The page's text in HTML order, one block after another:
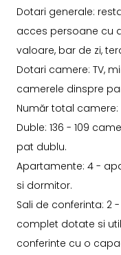
Dotari generale:
acces persoane cu
valoare, bar de zi,
Dotari camere: TV,
camerele dinspre
Număr total camere:
Duble: 136 - 109
pat dublu.
Apartamente: 4 -
si dormitor.
Sali de conferinta: 2
complet dotate si
conferinte cu o